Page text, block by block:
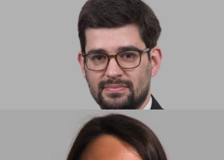
FERNANDO JORGE SILVA